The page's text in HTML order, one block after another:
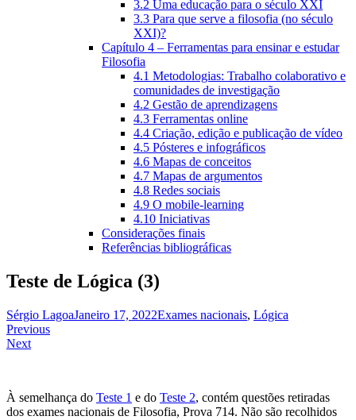
3.2 Uma educação para o século XXI
3.3 Para que serve a filosofia (no século
XXI)?
Capítulo 4 – Ferramentas para ensinar e estudar
Filosofia
4.1 Metodologias: Trabalho colaborativo e
comunidades de investigação
4.2 Gestão de aprendizagens
4.3 Ferramentas online
4.4 Criação, edição e publicação de vídeo
4.5 Pósteres e infográficos
4.6 Mapas de conceitos
4.7 Mapas de argumentos
4.8 Redes sociais
4.9 O mobile-learning
4.10 Iniciativas
Considerações finais
Referências bibliográficas
Teste de Lógica (3)
Sérgio LagoaJaneiro 17, 2022Exames nacionais, Lógica
Navegação
de
Previous
Next
À semelhança do Teste 1 e do Teste 2, contém questões retiradas
dos exames nacionais de Filosofia, Prova 714. Não são recolhidos